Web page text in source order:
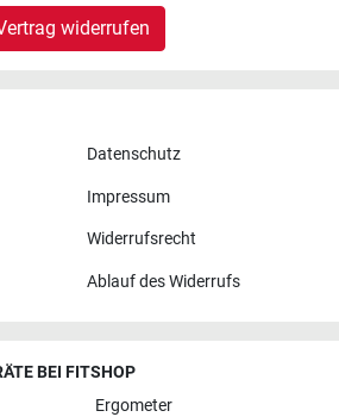
widerrufen
Datenschutz
Impressum
Widerrufsrecht
Ablauf des Widerrufs
BEI FITSHOP
Ergometer